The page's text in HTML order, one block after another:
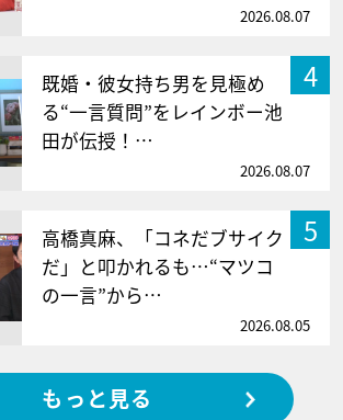
2026.08.07
4
既婚・彼女持ち男を見極め
る“一言質問”をレインボー池
田が伝授！…
2026.08.07
5
高橋真麻、「コネだブサイク
だ」と叩かれるも…“マツコ
の一言”から…
2026.08.05
もっと見る